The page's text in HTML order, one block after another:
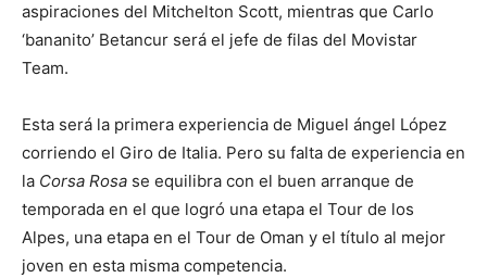
aspiraciones del Mitchelton Scott, mientras que Carlo
‘bananito’ Betancur será el jefe de filas del Movistar
Team.
Esta será la primera experiencia de Miguel ángel López
corriendo el Giro de Italia. Pero su falta de experiencia en
la Corsa Rosa se equilibra con el buen arranque de
temporada en el que logró una etapa el Tour de los
Alpes, una etapa en el Tour de Oman y el título al mejor
joven en esta misma competencia.